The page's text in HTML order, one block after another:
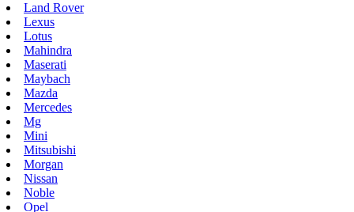
Land Rover
Lexus
Lotus
Mahindra
Maserati
Maybach
Mazda
Mercedes
Mg
Mini
Mitsubishi
Morgan
Nissan
Noble
Opel